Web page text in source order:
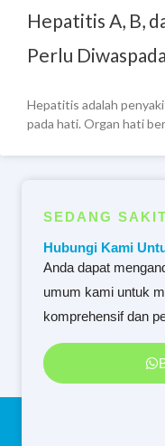
Hepatitis A, B,
Perlu
Hepatitis adalah
pada hati. Organ hati
SEDANG
Hubungi Kami
Anda dapat
umum kami untuk
komprehensif dan